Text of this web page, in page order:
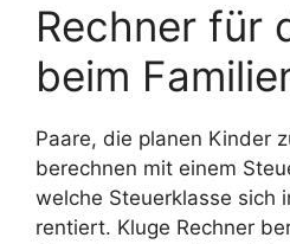
Rechner für
beim
Paare, die planen Kinder
berechnen mit einem
welche Steuerklasse sich
rentiert. Kluge Rechner